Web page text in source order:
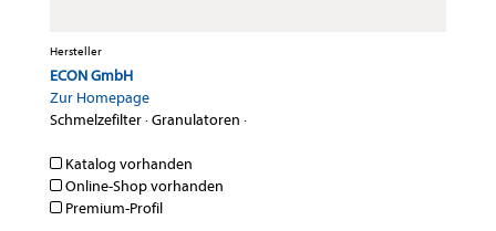
Hersteller
ECON GmbH
Zur Homepage
Schmelzefilter·Granulatoren ·
Katalog vorhanden
Online-Shop vorhanden
Premium-Profil